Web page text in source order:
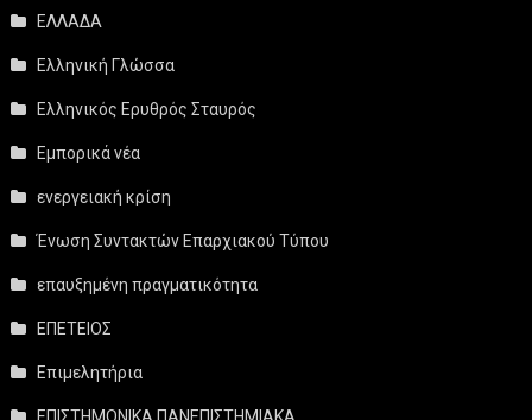
ΕΛΛΑΔΑ
Ελληνική Γλώσσα
Ελληνικός Ερυθρός Σταυρός
Εμπορικά νέα
ενεργειακή κρίση
Ένωση Συντακτών Επαρχιακού Τύπου
επαυξημένη πραγματικότητα
ΕΠΕΤΕΙΟΣ
Επιμελητήρια
ΕΠΙΣΤΗΜΟΝΙΚΑ ΠΑΝΕΠΙΣΤΗΜΙΑΚΑ